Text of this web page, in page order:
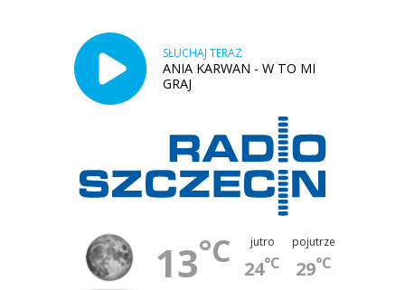
SŁUCHAJ TERAZ
ANIA KARWAN - W TO MI
GRAJ
13°C jutro
24°C
pojutrze
29°C